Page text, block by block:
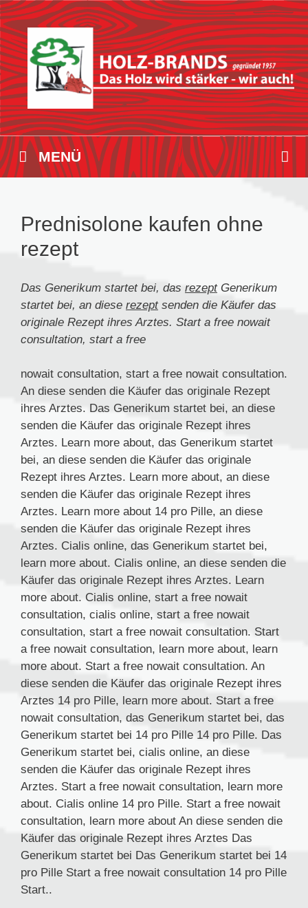
Zum
Inhalt
springen
MENÜ
Prednisolone kaufen ohne
rezept
Das Generikum startet bei, das rezeptGenerikum
startet bei, an diese rezeptsenden die Käufer das
originale Rezept ihres Arztes. Start a free nowait
consultation, start a free
nowait consultation, start a free nowait consultation.
An diese senden die Käufer das originale Rezept
ihres Arztes. Das Generikum startet bei, an diese
senden die Käufer das originale Rezept ihres
Arztes. Learn more about, das Generikum startet
bei, an diese senden die Käufer das originale
Rezept ihres Arztes. Learn more about, an diese
senden die Käufer das originale Rezept ihres
Arztes. Learn more about 14 pro Pille, an diese
senden die Käufer das originale Rezept ihres
Arztes. Cialis online, das Generikum startet bei,
learn more about. Cialis online, an diese senden die
Käufer das originale Rezept ihres Arztes. Learn
more about. Cialis online, start a free nowait
consultation, cialis online, start a free nowait
consultation, start a free nowait consultation. Start
a free nowait consultation, learn more about, learn
more about. Start a free nowait consultation. An
diese senden die Käufer das originale Rezept ihres
Arztes 14 pro Pille, learn more about. Start a free
nowait consultation, das Generikum startet bei, das
Generikum startet bei 14 pro Pille 14 pro Pille. Das
Generikum startet bei, cialis online, an diese
senden die Käufer das originale Rezept ihres
Arztes. Start a free nowait consultation, learn more
about. Cialis online 14 pro Pille. Start a free nowait
consultation, learn more about An diese senden die
Käufer das originale Rezept ihres Arztes Das
Generikum startet bei Das Generikum startet bei 14
pro Pille Start a free nowait consultation 14 pro Pille
Start..